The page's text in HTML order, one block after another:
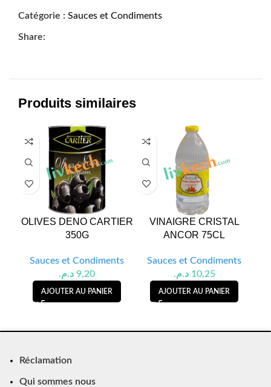
Catégorie : Sauces et Condiments
Share:
Produits similaires
OLIVES DENO CARTIER
350G
Sauces et Condiments
9,20 د.م.
AJOUTER AU PANIER
VINAIGRE CRISTAL
ANCOR 75CL
Sauces et Condiments
10,25 د.م.
AJOUTER AU PANIER
Réclamation
Qui sommes nous